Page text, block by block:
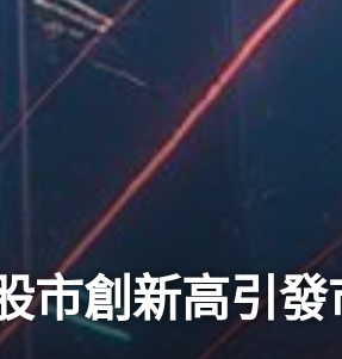
市創新高引